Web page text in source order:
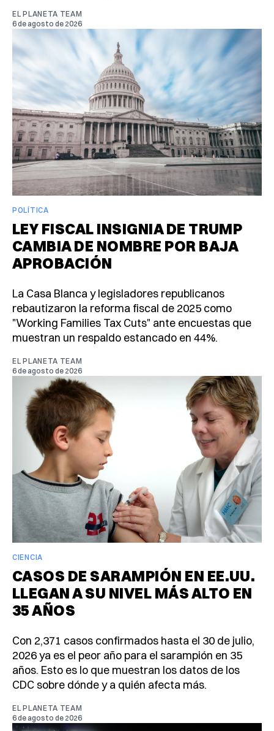
EL PLANETA TEAM
6 de agosto de 2026
POLÍTICA
LEY FISCAL INSIGNIA DE TRUMP
CAMBIA DE NOMBRE POR BAJA
APROBACIÓN
La Casa Blanca y legisladores republicanos
rebautizaron la reforma fiscal de 2025 como
"Working Families Tax Cuts" ante encuestas que
muestran un respaldo estancado en 44%.
EL PLANETA TEAM
6 de agosto de 2026
CIENCIA
CASOS DE SARAMPIÓN EN EE.UU.
LLEGAN A SU NIVEL MÁS ALTO EN
35 AÑOS
Con 2,371 casos confirmados hasta el 30 de julio,
2026 ya es el peor año para el sarampión en 35
años. Esto es lo que muestran los datos de los
CDC sobre dónde y a quién afecta más.
EL PLANETA TEAM
6 de agosto de 2026